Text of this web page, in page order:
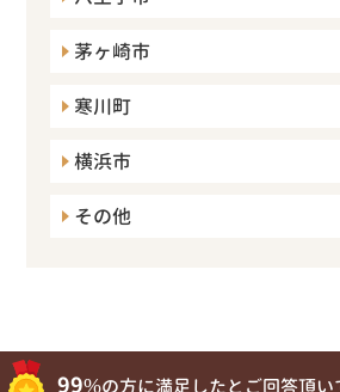
茅ヶ崎市
寒川町
横浜市
その他
99%の方に満足したとご回答頂い